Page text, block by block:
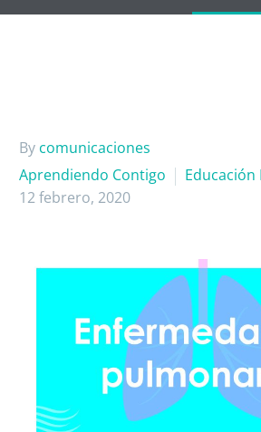
By comunicaciones
Aprendiendo Contigo
Educación
12 febrero, 2020